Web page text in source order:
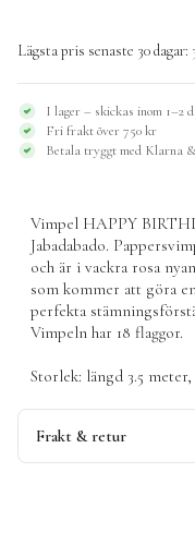
mängd
Lägsta pris senaste 30 dagar:
I lager – skickas inom 1–2
Fri frakt över 750 kr
Betala tryggt med Klarna
Vimpel HAPPY
Jabadabado.
och är i vackra rosa
som kommer att göra
perfekta
Vimpeln har 18 flaggor.
Storlek: längd 3.5 meter,
Frakt & retur